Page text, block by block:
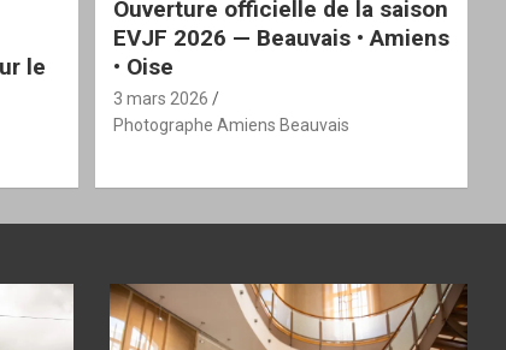
le
Ouverture officielle de la saison
EVJF 2026 — Beauvais • Amiens
• Oise
3 mars 2026
Photographe Amiens Beauvais